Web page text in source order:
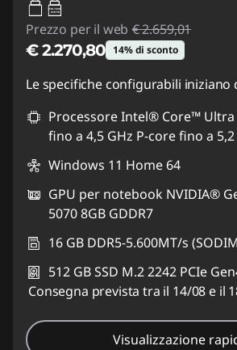
95W-100W
USB PD
Prezzo per il web € 2.659,01
€ 2.270,80 14% di sconto
Risparmi eCoupon :-€ 388,21
Usa il coupon :LUGLIO
Le specifiche configurabili iniziano
Processore Intel® Core™ Ultra
fino a 4,5 GHz P-core fino a 5,2
Windows 11 Home 64
GPU per notebook NVIDIA®
5070 8GB GDDR7
16 GB DDR5-5.600MT/s
512 GB SSD M.2 2242 PCIe
Consegna prevista tra il 14/08 e il
Visualizzazione